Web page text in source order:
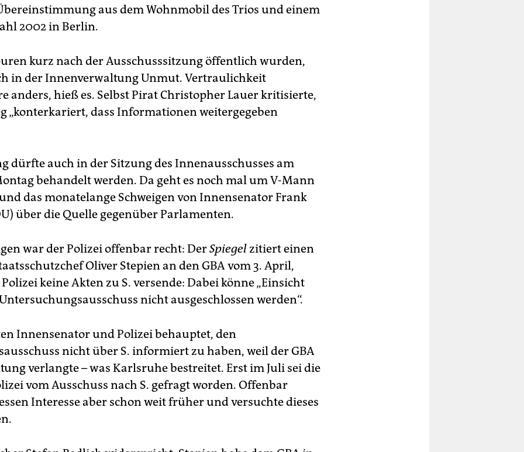
aus dem Wohnmobil des Trios und einem
2002 in Berlin.
kurz nach der Ausschusssitzung öffentlich wurden,
in der Innenverwaltung Unmut. Vertraulichkeit
anders, hieß es. Selbst Pirat Christopher Lauer kritisierte,
„konterkariert, dass Informationen weitergegeben
dürfte auch in der Sitzung des Innenausschusses am
behandelt werden. Da geht es noch mal um V-Mann
das monatelange Schweigen von Innensenator Frank
über die Quelle gegenüber Parlamenten.
war der Polizei offenbar recht: DerSpiegel zitiert einen
Oliver Stepien an den GBA vom 3. April,
keine Akten zu S. versende: Dabei könne „Einsicht
nicht ausgeschlossen werden“.
Innensenator und Polizei behauptet, den
nicht über S. informiert zu haben, weil der GBA
verlangte – was Karlsruhe bestreitet. Erst im Juli sei die
vom Ausschuss nach S. gefragt worden. Offenbar
Interesse aber schon weit früher und versuchte dieses